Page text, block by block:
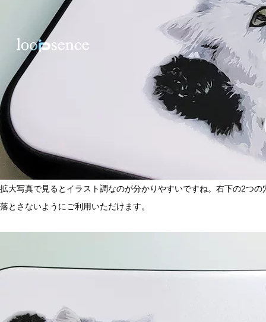
拡大写真で見るとイラスト調なのが分かりやすいですね。右下の2つ
落とさないようにご利用いただけます。